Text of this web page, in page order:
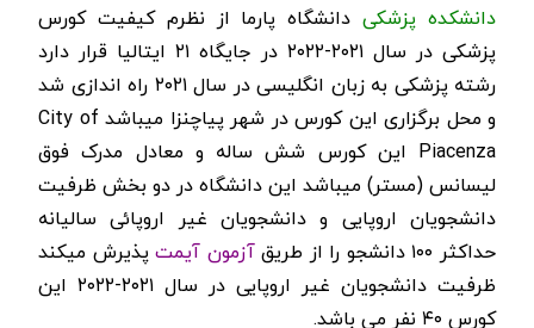
دانشکده پزشکیدانشگاه پارما از نظرم کیفیت کورس
پزشکی در سال ۲۰۲۱-۲۰۲۲ در جایگاه ۲۱ ایتالیا قرار دارد
رشته پزشکی به زبان انگلیسی در سال ۲۰۲۱ راه اندازی شد
و محل برگزاری این کورس در شهر پیاچنزا میباشد City of
Piacenza این کورس شش ساله و معادل مدرک فوق
لیسانس (مستر) میباشد این دانشگاه در دو بخش ظرفیت
دانشجویان اروپایی و دانشجویان غیر اروپائی سالیانه
حداکثر ۱۰۰ دانشجو را از طریق
آزمون آیمتپذیرش میکند
ظرفیت دانشجویان غیر اروپایی در سال ۲۰۲۱-۲۰۲۲ این
کورس ۴۰ نفر می باشد.